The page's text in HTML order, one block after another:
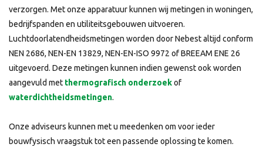
verzorgen. Met onze apparatuur kunnen wij metingen in woningen,
bedrijfspanden en utiliteitsgebouwen uitvoeren.
Luchtdoorlatendheidsmetingen worden door Nebest altijd conform
NEN 2686, NEN-EN 13829, NEN-EN-ISO 9972 of BREEAM ENE 26
uitgevoerd. Deze metingen kunnen indien gewenst ook worden
aangevuld met thermografisch onderzoekof
waterdichtheidsmetingen.
Onze adviseurs kunnen met u meedenken om voor ieder
bouwfysisch vraagstuk tot een passende oplossing te komen.